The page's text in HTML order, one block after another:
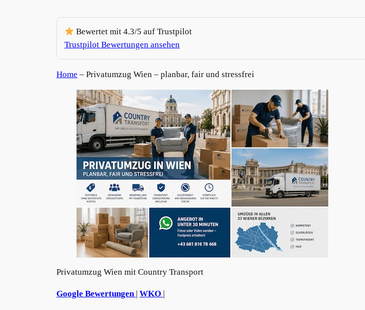
Bewertet mit 4.3/5 auf Trustpilot
Trustpilot Bewertungen ansehen
Home – Privatumzug Wien – planbar, fair und stressfrei
Privatumzug Wien mit Country Transport
Google Bewertungen WKO